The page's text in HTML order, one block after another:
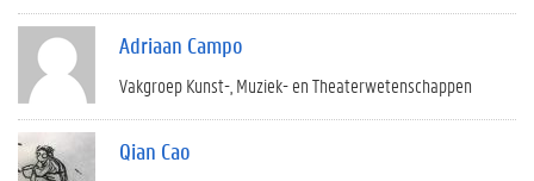
Adriaan Campo
Vakgroep Kunst-, Muziek- en Theaterwetenschappen
Qian Cao